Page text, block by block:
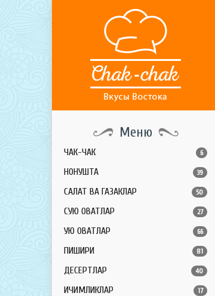
Меню
ЧАК-ЧАК 6
НОНУШТА 39
САЛАТ ВА ГАЗАКЛАР 50
СУЮҚ ОВҚАТЛАР 27
ҚУЮҚ ОВҚАТЛАР 66
ПИШИРИҚ 81
ДЕСЕРТЛАР 40
ИЧИМЛИКЛАР 17